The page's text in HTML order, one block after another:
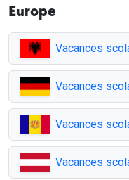
Europe
Vacances
Vacances
Vacances
Vacances